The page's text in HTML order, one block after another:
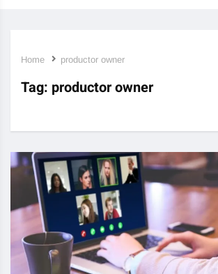
Home productor owner
Tag: productor owner